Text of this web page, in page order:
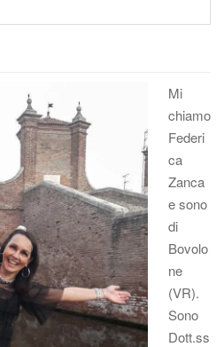
Mi
chiamo
Federi
ca
Zanca
e sono
di
Bovolo
ne
(VR).
Sono
Dott.ss